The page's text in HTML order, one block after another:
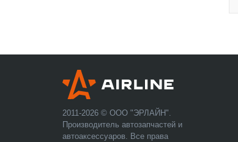
2011-2026 © ООО "ЭРЛАЙН".
Производитель автозапчастей и
автоаксессуаров. Все права